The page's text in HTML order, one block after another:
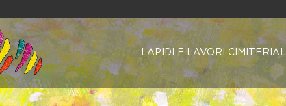
LAPIDI E LAVORI CIMITERIALI